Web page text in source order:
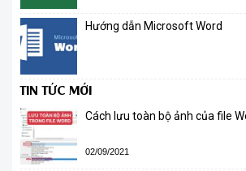
Hướng dẫn Microsoft Word
TIN TỨC MỚI
Cách lưu toàn bộ ảnh của file
02/09/2021